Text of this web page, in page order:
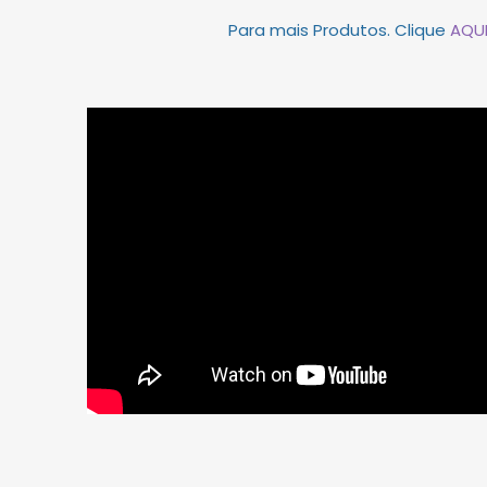
Para mais Produtos. Clique AQUI